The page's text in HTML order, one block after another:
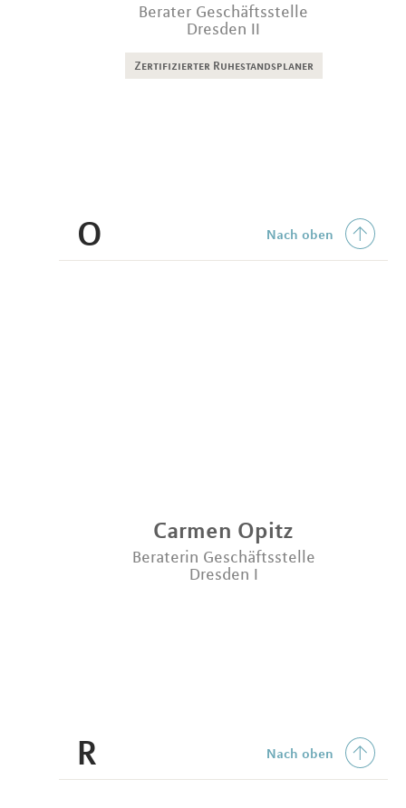
Berater Geschäftsstelle
Dresden II
Zertifizierter Ruhestandsplaner
O
Carmen Opitz
Beraterin Geschäftsstelle
Dresden I
Nach oben
R Nach oben